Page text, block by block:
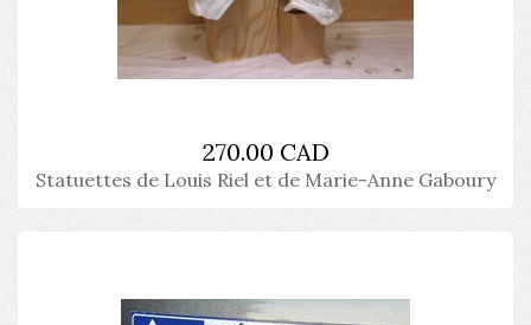
270.00 CAD
Statuettes de Louis Riel et de Marie-Anne Gaboury